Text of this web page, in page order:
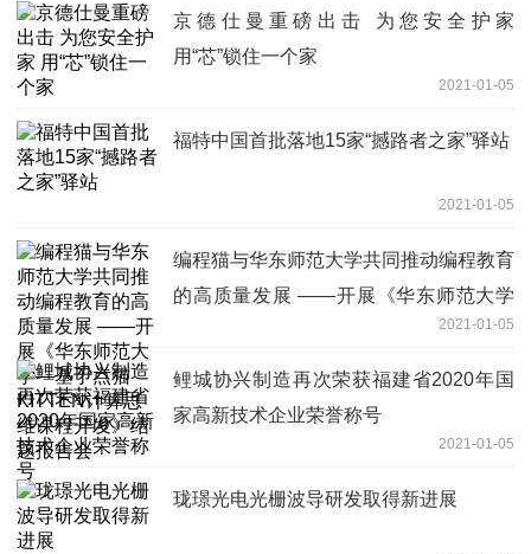
京德仕曼重磅出击 为您安全护家
用“芯”锁住一个家
2021-01-05
福特中国首批落地15家“撼路者之家”驿站
2021-01-05
编程猫与华东师范大学共同推动编程教育
的高质量发展 ——开展《华东师范大学
—基于点猫KITTEN计算思维课程开发》
结题报告会
2021-01-05
鲤城协兴制造再次荣获福建省2020年国
家高新技术企业荣誉称号
2021-01-05
珑璟光电光栅波导研发取得新进展